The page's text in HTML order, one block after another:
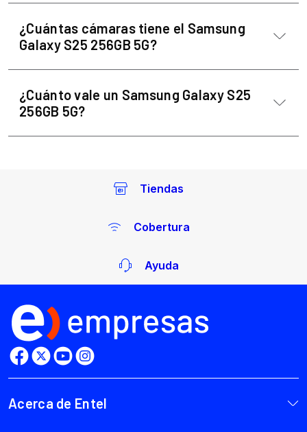
¿Cuántas cámaras tiene el Samsung
Galaxy S25 256GB 5G?
¿Cuánto vale un Samsung Galaxy S25
256GB 5G?
Tiendas
Cobertura
Ayuda